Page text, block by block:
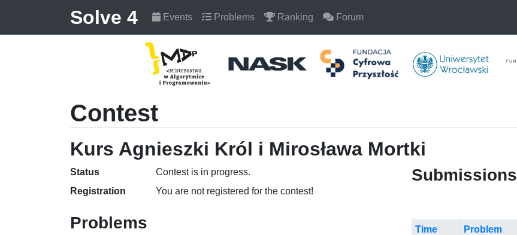
Solve 4 Events Problems Ranking Forum
Contest
Kurs Agnieszki Król i Mirosława Mortki
Status
Contest is in progress.
Registration
You are not registered for the contest!
Problems
Submissions
Time Problem